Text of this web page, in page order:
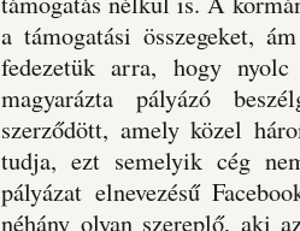
a támogatási összegeket,
fedezetük arra, hogy
magyarázta pályázó
szerződött, amely közel
tudja, ezt semelyik cég
pályázat elnevezésű
néhány olyan szereplő, aki